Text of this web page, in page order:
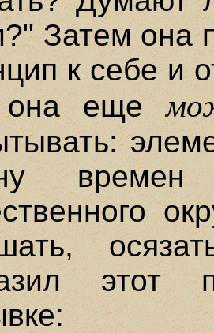
Затем она
к себе и
она еще
этот